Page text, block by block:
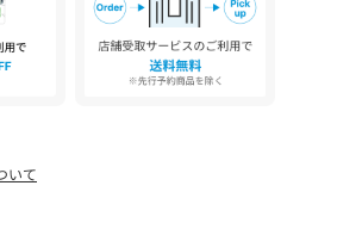
ーンがございます。
す。
どが若干異なる場合があります。
合で色味が違って見える場合がありま
いて